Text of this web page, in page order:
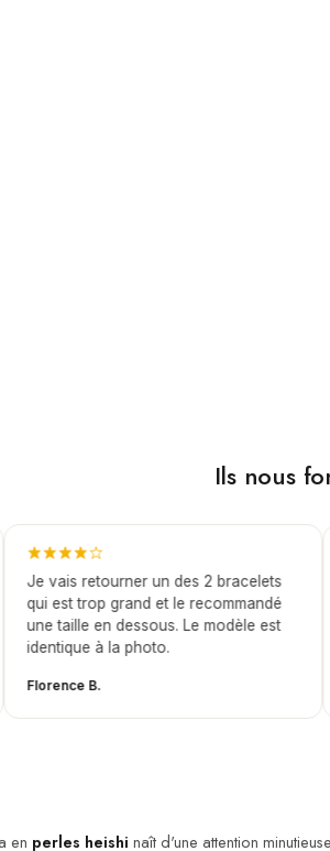
Ils nous
Je vais retourner un des 2 bracelets
qui est trop grand et le recommandé
une taille en dessous. Le modèle est
identique à la photo.
Florence B.
en perles heishi naît d'une attention